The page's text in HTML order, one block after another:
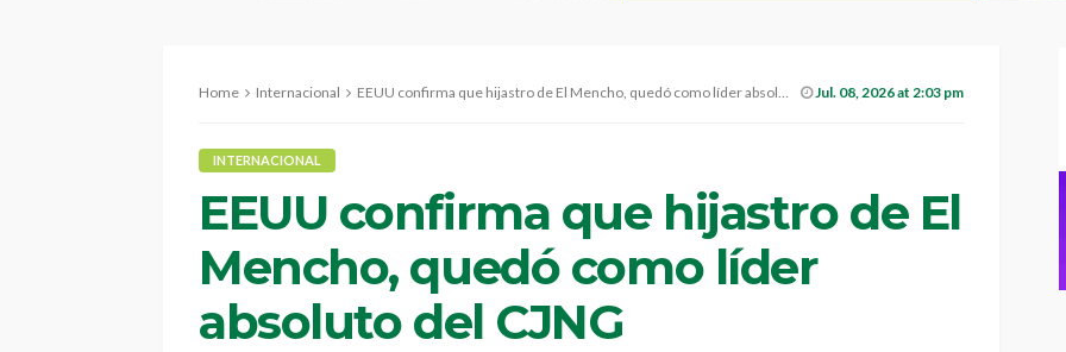
Home Internacional EEUU confirma que hijastro de El Mencho, quedó como líder absoluto del CJNG Jul. 08, 2026 at 2:03 pm
INTERNACIONAL
EEUU confirma que hijastro de El
Mencho, quedó como líder
absoluto del CJNG